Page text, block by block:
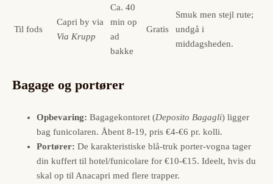
Til fods
Capri by via
Via Krupp
Ca. 40
min op
ad
bakke
Gratis
Smuk men stejl rute;
undgå i
middagsheden.
Bagage og portører
Opbevaring: Bagagekontoret (Deposito Bagagli) ligger
bag funicolaren. Åbent 8-19, pris €4-€6 pr. kolli.
Portører: De karakteristiske blå-truk porter-vogna tager
din kuffert til hotel/funicolare for €10-€15. Ideelt, hvis du
skal op til Anacapri med flere trapper.